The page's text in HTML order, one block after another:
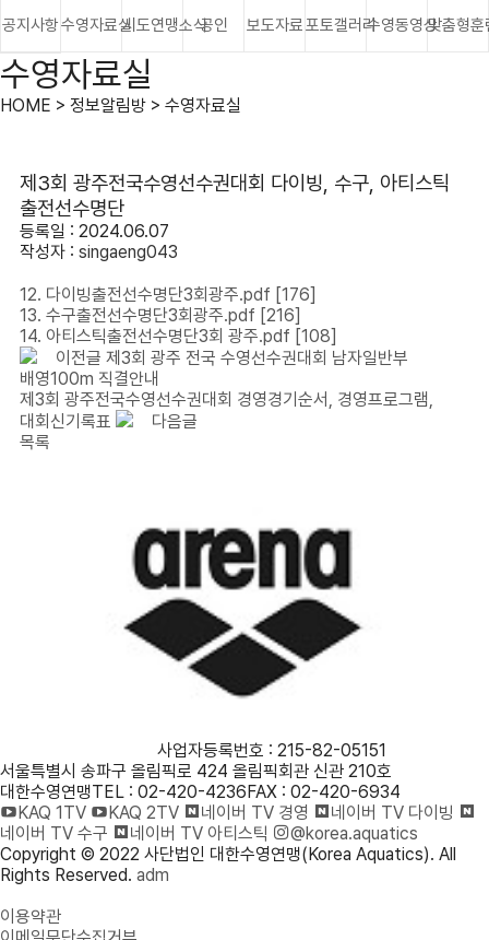
공지사항수영자료실시도연맹소식공인 보도자료포토갤러리수영동영상맞춤형훈
수영자료실
HOME > 정보알림방 > 수영자료실
제3회 광주전국수영선수권대회 다이빙, 수구, 아티스틱
출전선수명단
등록일 : 2024.06.07
작성자 : singaeng043
12. 다이빙출전선수명단3회광주.pdf [176]
13. 수구출전선수명단3회광주.pdf [216]
14. 아티스틱출전선수명단3회 광주.pdf [108]
이전글 제3회 광주 전국 수영선수권대회 남자일반부
배영100m 직결안내
제3회 광주전국수영선수권대회 경영경기순서, 경영프로그램,
대회신기록표
다음글
목록
사업자등록번호 : 215-82-05151
서울특별시 송파구 올림픽로 424 올림픽회관 신관 210호
대한수영연맹TEL : 02-420-4236FAX : 02-420-6934
KAQ 1TV
KAQ 2TV 네이버 TV 경영
네이버 TV 다이빙
네이버 TV 수구
네이버 TV 아티스틱
@korea.aquatics
Copyright © 2022 사단법인 대한수영연맹(Korea Aquatics). All
Rights Reserved. adm
이용약관